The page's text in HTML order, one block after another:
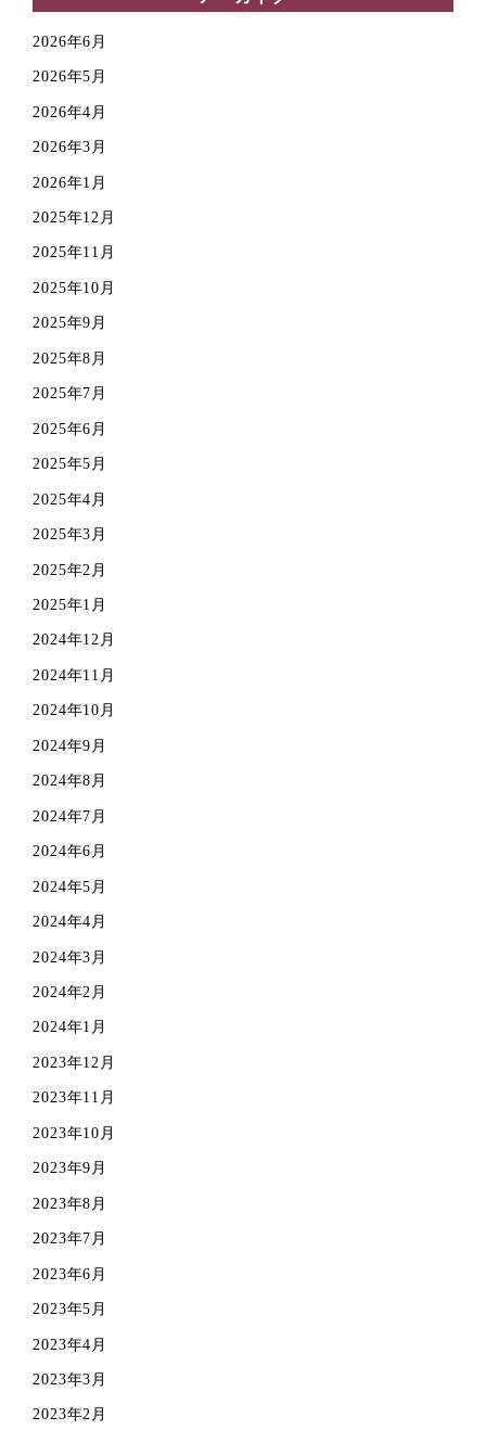
2026年6月
2026年5月
2026年4月
2026年3月
2026年1月
2025年12月
2025年11月
2025年10月
2025年9月
2025年8月
2025年7月
2025年6月
2025年5月
2025年4月
2025年3月
2025年2月
2025年1月
2024年12月
2024年11月
2024年10月
2024年9月
2024年8月
2024年7月
2024年6月
2024年5月
2024年4月
2024年3月
2024年2月
2024年1月
2023年12月
2023年11月
2023年10月
2023年9月
2023年8月
2023年7月
2023年6月
2023年5月
2023年4月
2023年3月
2023年2月